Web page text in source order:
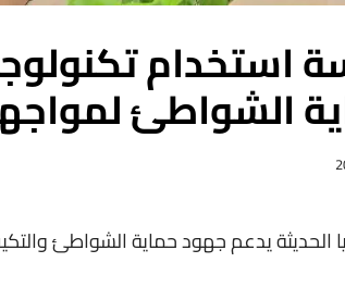
استخدام
الشواطئ
الحديثة يدعم جهود حماية الشواطئ